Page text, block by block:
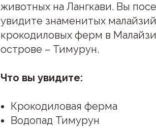
животных на Лангкави. Вы
увидите знаменитых
крокодиловых ферм в
острове – Тимурун.
Что вы увидите:
Крокодиловая ферма
Водопад Тимурун